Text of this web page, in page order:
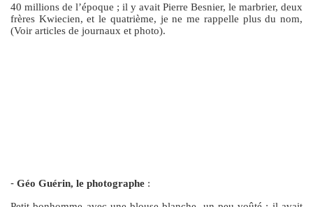
40 millions de l’époque ; il y avait Pierre Besnier, le marbrier, deux
frères Kwiecien, et le quatrième, je ne me rappelle plus du nom,
(Voir articles de journaux et photo).
- Géo Guérin, le photographe :